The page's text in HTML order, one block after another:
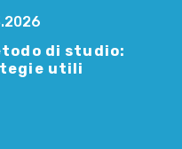
di studio:
utili